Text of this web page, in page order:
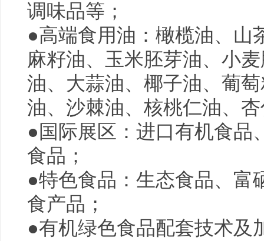
调味品等；
●高端食用油：橄榄油、山
麻籽油、 玉米胚芽油、 小麦
油、 大蒜油、椰子油、葡
油、沙棘油、核桃仁油、
●国际展区：进口有机食品
食品；
●特色食品：生态食品、富
食产品；
●有机绿色食品配套技术及